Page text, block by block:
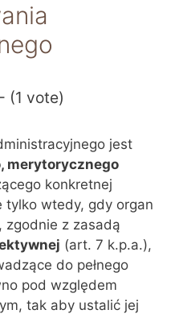
(1 vote)
jest
merytorycznego
konkretnej
tylko wtedy, gdy organ
zgodnie z zasadą
(art. 7 k.p.a.),
do pełnego
pod względem
tak aby ustalić jej